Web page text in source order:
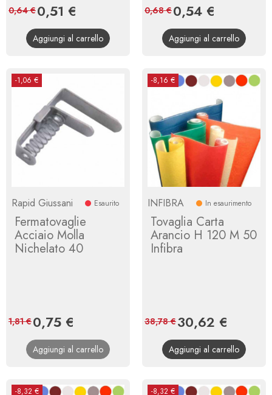
Prezzo
0,51 €
base
0,64 €
Aggiungi al carrello
Prezzo
0,54 €
base
0,68 €
Aggiungi al carrello
-1,06 €
Rapid Giussani Esaurito
Fermatovaglie
Acciaio Molla
Nichelato 40
Prezzo
0,75 €
base
1,81 €
Aggiungi al carrello
-8,16 €
INFIBRA In esaurimento
Tovaglia Carta
Arancio H 120 M 50
Infibra
Prezzo
30,62 €
base
38,78 €
Aggiungi al carrello
-8,32 € -8,32 €